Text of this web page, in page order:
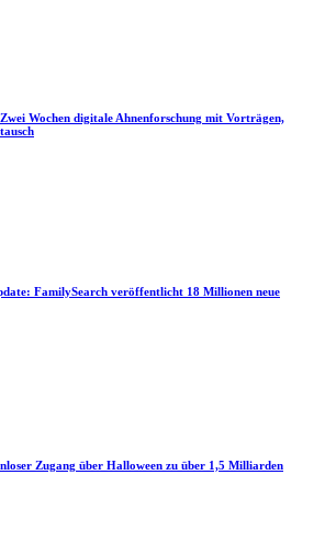
Wochen digitale Ahnenforschung mit Vorträgen,
FamilySearch veröffentlicht 18 Millionen neue
Zugang über Halloween zu über 1,5 Milliarden